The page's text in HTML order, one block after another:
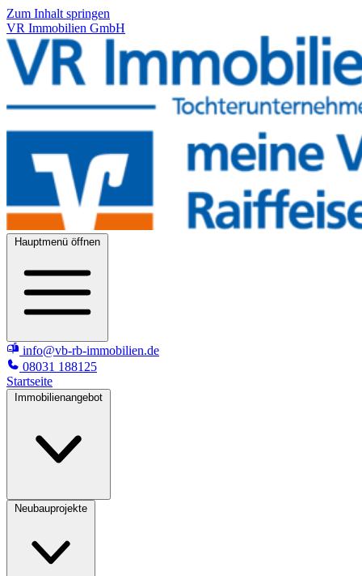
Zum Inhalt springen
VR Immobilien GmbH
Hauptmenü öffnen
info@vb-rb-immobilien.de
08031 188125
Startseite
Immobilienangebot
Neubauprojekte